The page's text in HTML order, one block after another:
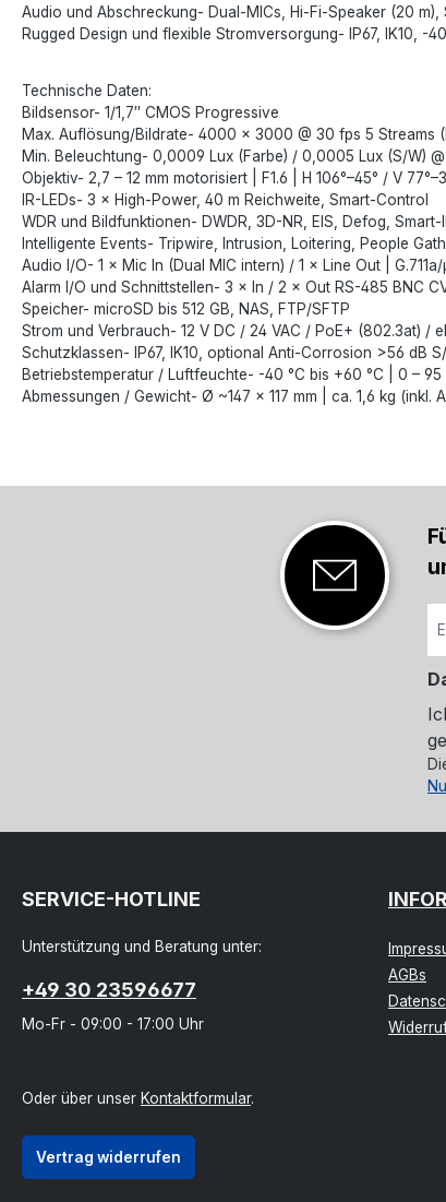
Audio und Abschreckung- Dual-MICs, Hi-Fi-Speaker (20
Rugged Design und flexible Stromversorgung- IP67, IK10, -
Technische Daten:
Bildsensor- 1/1,7″ CMOS Progressive
Max. Auflösung/Bildrate- 4000 × 3000 @ 30 fps 5 Streams
Min. Beleuchtung- 0,0009 Lux (Farbe) / 0,0005 Lux (S/W) @
Objektiv- 2,7 – 12 mm motorisiert | F1.6 | H 106°–45° / V
IR-LEDs- 3 × High-Power, 40 m Reichweite, Smart-Control
WDR und Bildfunktionen- DWDR, 3D-NR, EIS, Defog,
Intelligente Events- Tripwire, Intrusion, Loitering, People
Audio I/O- 1 × Mic In (Dual MIC intern) / 1 × Line Out |
Alarm I/O und Schnittstellen- 3 × In / 2 × Out RS-485 BNC
Speicher- microSD bis 512 GB, NAS, FTP/SFTP
Strom und Verbrauch- 12 V DC / 24 VAC / PoE+ (802.3at) /
Schutzklassen- IP67, IK10, optional Anti-Corrosion >56 dB
Betriebstemperatur / Luftfeuchte- -40 °C bis +60 °C | 0 – 95
Abmessungen / Gewicht- Ø ~147 × 117 mm | ca. 1,6 kg (inkl.
SERVICE-HOTLINE
Unterstützung und Beratung unter:
+49 30 23596677
Mo-Fr - 09:00 - 17:00 Uhr
Oder über unser Kontaktformular.
Vertrag widerrufen
AGBs